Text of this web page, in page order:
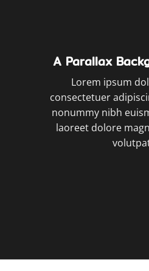
A Parallax
Lorem ipsum
consectetuer
nonummy nibh
laoreet dolore